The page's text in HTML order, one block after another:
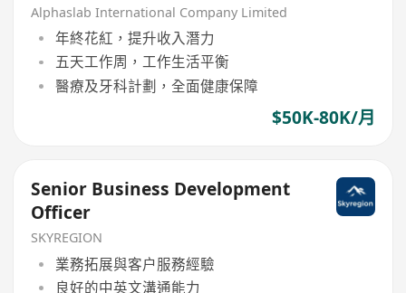
Alphaslab International Company Limited
年終花紅，提升收入潛力
五天工作周，工作生活平衡
醫療及牙科計劃，全面健康保障
$50K-80K/月
Senior Business Development
Officer
SKYREGION
業務拓展與客户服務經驗
良好的中英文溝通能力